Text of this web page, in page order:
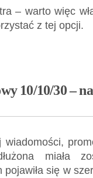
– warto więc
z tej opcji.
10/10/30 –
wiadomości,
miała
pojawiła się w